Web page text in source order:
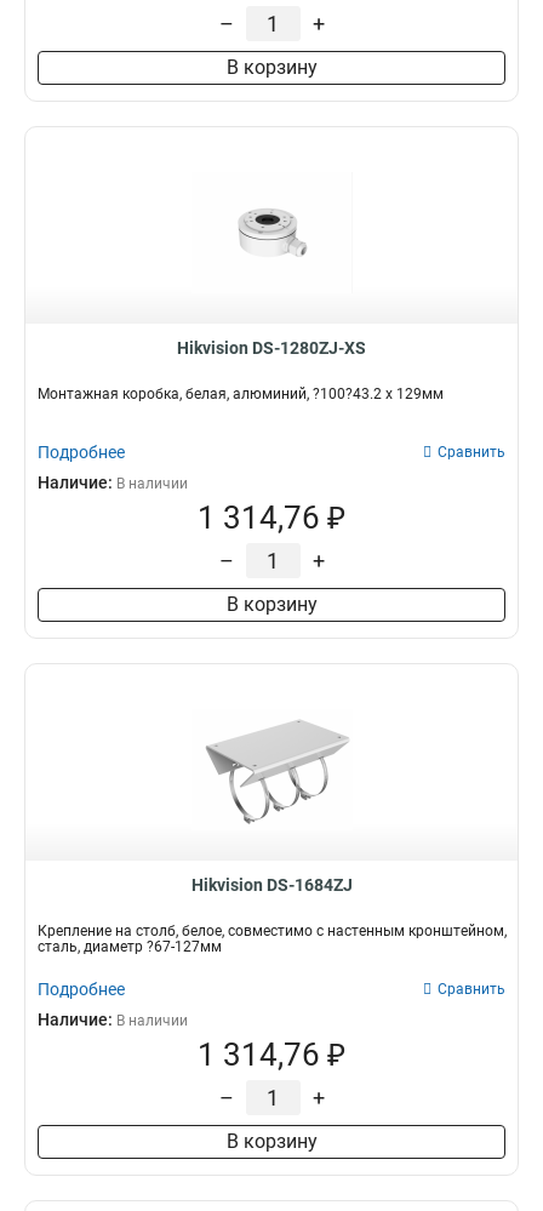
– +
В корзину
Hikvision DS-1280ZJ-XS
Монтажная коробка, белая, алюминий, ?100?43.2 x 129мм
Подробнее Сравнить
Наличие: В наличии
1 314,76 ₽
– +
В корзину
Hikvision DS-1684ZJ
Крепление на столб, белое, совместимо с настенным кронштейном,
сталь, диаметр ?67-127мм
Подробнее Сравнить
Наличие: В наличии
1 314,76 ₽
– +
В корзину